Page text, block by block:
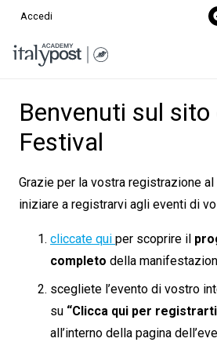
Accedi
Benvenuti sul sito
Festival
Grazie per la vostra registrazione
iniziare a registrarvi agli eventi di
cliccate qui per scoprire il
completo della
scegliete l’evento di vostro
su “Clicca qui per registrarti
all’interno della pagina